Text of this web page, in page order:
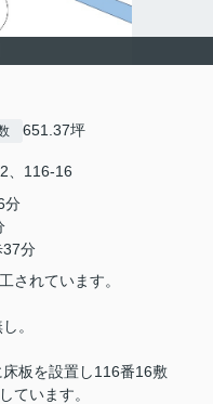
651.37坪
、116-16
分
37分
されています。
。
板を設置し116番16敷
ています。